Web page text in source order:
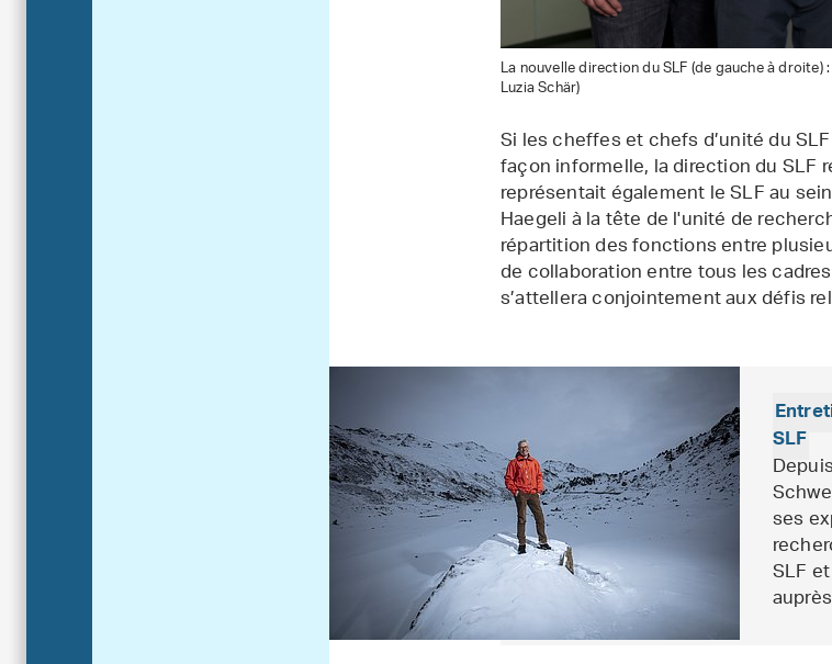
La nouvelle direction du SLF (de gauche à
Luzia Schär)
Si les cheffes et chefs d’unité du
façon informelle, la direction du SLF
représentait également le SLF au
Haegeli à la tête de l'unité de
répartition des fonctions entre
de collaboration entre tous les
s’attellera conjointement aux défis
SLF
ses
SLF